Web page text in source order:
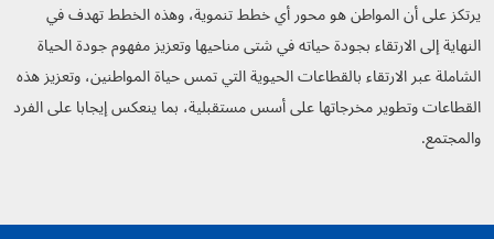
يرتكز على أن المواطن هو محور أي خطط تنموية، وهذه الخطط تهدف في
النهاية إلى الارتقاء بجودة حياته في شتى مناحيها وتعزيز مفهوم جودة الحياة
الشاملة عبر الارتقاء بالقطاعات الحيوية التي تمس حياة المواطنين، وتعزيز هذه
القطاعات وتطوير مخرجاتها على أسس مستقبلية، بما ينعكس إيجابا على الفرد
والمجتمع.